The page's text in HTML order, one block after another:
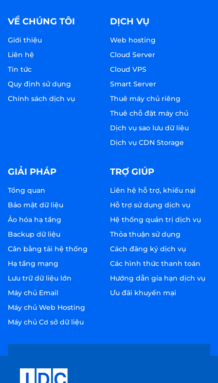
VỀ CHÚNG TÔI
Giới thiệu
Liên hệ
Tin tức
Quy định sử dụng
Chính sách dịch vụ
DỊCH VỤ
Web hosting
Cloud Server
Cloud VPS
Smart Server
Thuê máy chủ riêng
Thuê chỗ đặt máy chủ
Dịch vụ sao lưu dữ liệu
Dịch vụ CDN Storage
GIẢI PHÁP
Tổng quan
Bảo mật dữ liệu
Ảo hóa hạ tầng
Backup dữ liệu
Cân bằng tải hệ thống
Hạ tầng mạng
Lưu trữ dữ liệu lớn
Máy chủ Email
Máy chủ Web Hosting
Máy chủ Cơ sở dữ liệu
TRỢ GIÚP
Liên hệ hỗ trợ, khiếu nại
Hỗ trợ sử dụng dịch vụ
Hệ thống quản trị dịch vụ
Thỏa thuận sử dụng
Cách đăng ký dịch vụ
Các hình thức thanh toán
Hướng dẫn gia hạn dịch vụ
Ưu đãi khuyến mại